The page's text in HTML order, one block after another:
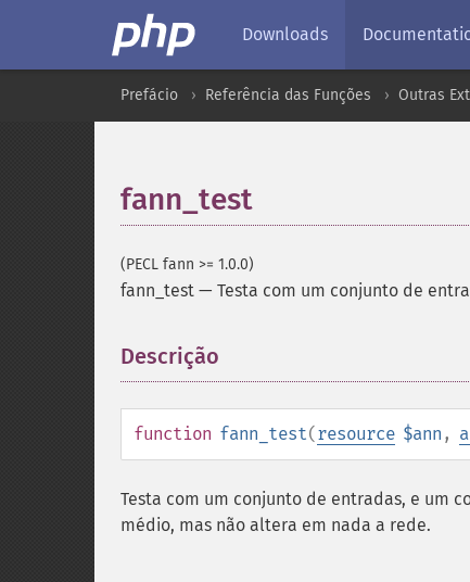
Downloads
Prefácio Referência das Funções Outras
fann_test
(PECL fann >= 1.0.0)
fann_test — Testa com um conjunto de
Descrição
function fann_test(resource $ann ,
Testa com um conjunto de entradas, e um
médio, mas não altera em nada a rede.